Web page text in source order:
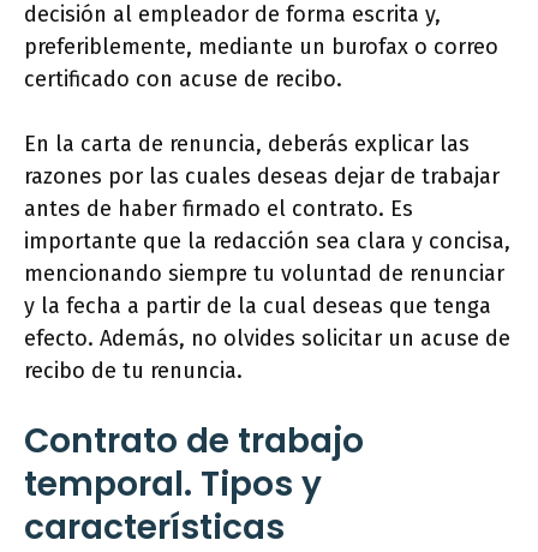
decisión al empleador de forma escrita y,
preferiblemente, mediante un burofax o correo
certificado con acuse de recibo.
En la carta de renuncia, deberás explicar las
razones por las cuales deseas dejar de trabajar
antes de haber firmado el contrato. Es
importante que la redacción sea clara y concisa,
mencionando siempre tu voluntad de renunciar
y la fecha a partir de la cual deseas que tenga
efecto. Además, no olvides solicitar un acuse de
recibo de tu renuncia.
Contrato de trabajo
temporal. Tipos y
características